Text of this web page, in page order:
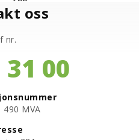
oss
nr.
00
490 MVA